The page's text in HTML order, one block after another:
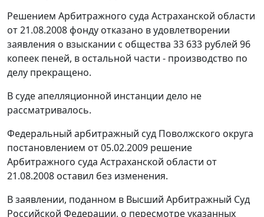
Решением Арбитражного суда Астраханской области
от 21.08.2008 фонду отказано в удовлетворении
заявления о взыскании с общества 33 633 рублей 96
копеек пеней, в остальной части - производство по
делу прекращено.
В суде апелляционной инстанции дело не
рассматривалось.
Федеральный арбитражный суд Поволжского округа
постановлением от 05.02.2009 решение
Арбитражного суда Астраханской области от
21.08.2008 оставил без изменения.
В заявлении, поданном в Высший Арбитражный Суд
Российской Федерации, о пересмотре указанных